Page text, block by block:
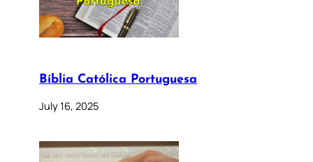
Bíblia Católica Portuguesa
July 16, 2025